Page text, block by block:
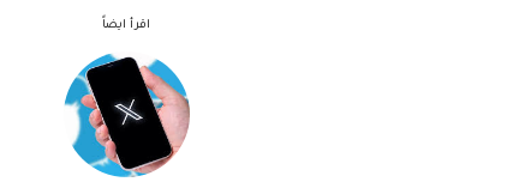
اقرأ ايضاً